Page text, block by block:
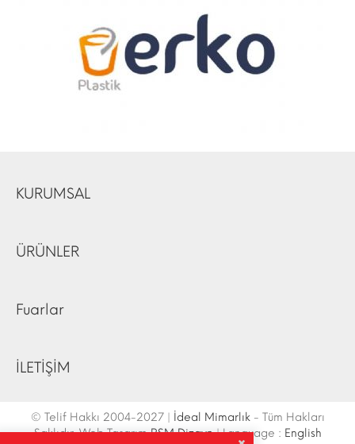
KURUMSAL
ÜRÜNLER
Fuarlar
İLETİŞİM
© Telif Hakkı 2004-2027 | İdeal Mimarlık- Tüm Hakları
Saklıdır. Web TasarımRSM Dizayn| Language : English